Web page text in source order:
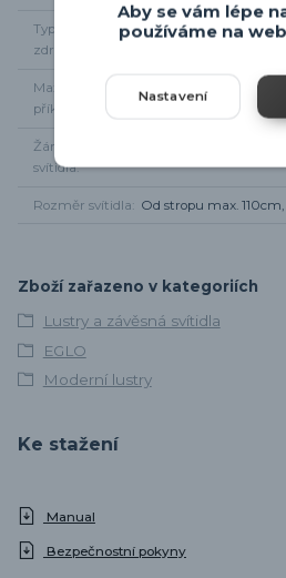
Typ světelného
zdroje
1 x E27
Maximální
příkon
Žárovky součástí
svítidla
Rozměr svítidla Od stropu max.
Zboží zařazeno v kategoriích
Lustry a závěsná svítidla
EGLO
Moderní lustry
Ke stažení
Manual
Bezpečnostní pokyny
Aby se vám lépe
používáme na
Nastavení